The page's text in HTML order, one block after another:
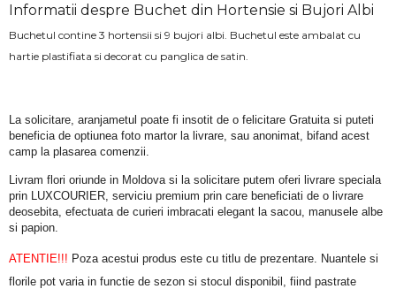
Informatii despre Buchet din Hortensie si Bujori Albi
Buchetul contine 3 hortensii si 9 bujori albi. Buchetul este ambalat cu
hartie plastifiata si decorat cu panglica de satin.
La solicitare, aranjametul poate fi insotit de o felicitare Gratuita si puteti
beneficia de optiunea foto martor la livrare, sau anonimat, bifand acest
camp la plasarea comenzii.
Livram flori oriunde in Moldova si la solicitare putem oferi livrare speciala
prin LUXCOURIER, serviciu premium prin care beneficiati de o livrare
deosebita, efectuata de curieri imbracati elegant la sacou, manusele albe
si papion.
ATENTIE!!! Poza acestui produs este cu titlu de prezentare. Nuantele si
florile pot varia in functie de sezon si stocul disponibil, fiind pastrate